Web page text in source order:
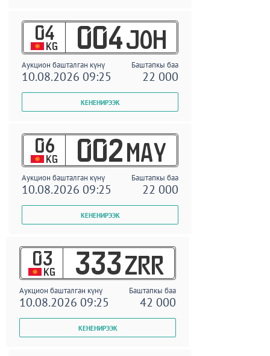
04
KG 004 JOH
Аукцион башталган күнү Баштапкы баа
10.08.2026 09:25 22 000
06
KG 002 MAY
Аукцион башталган күнү Баштапкы баа
10.08.2026 09:25 22 000
03
KG 333 ZRR
Аукцион башталган күнү Баштапкы баа
10.08.2026 09:25 42 000